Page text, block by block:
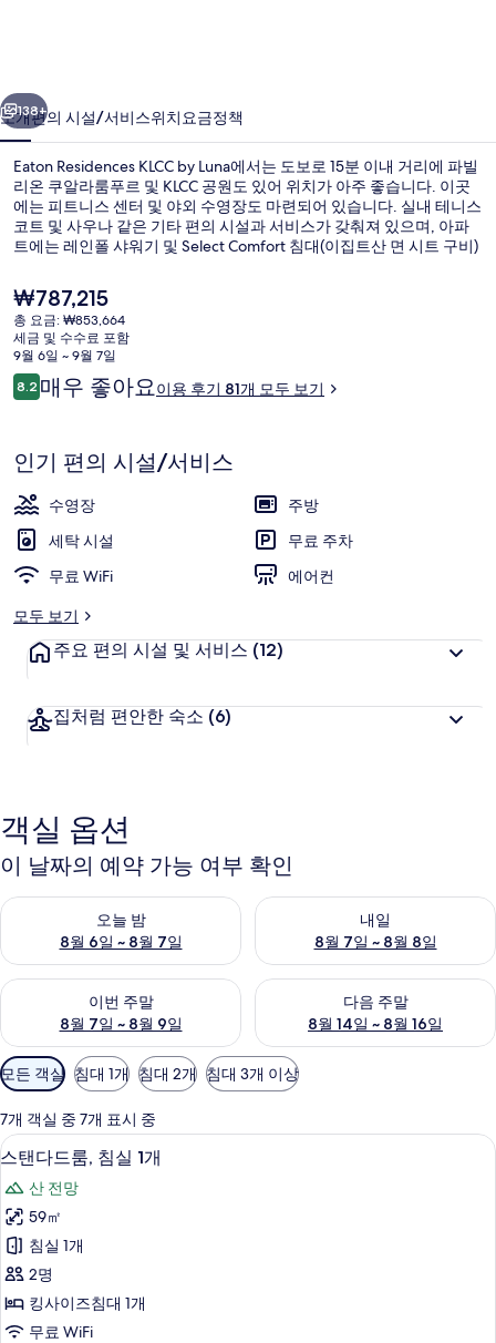
진
갤
러
리
다음
138+
소개편의 시설/서비스위치요금정책
Eaton Residences KLCC by Luna에서는 도보로 15분 이내 거리에 파빌
리온 쿠알라룸푸르 및 KLCC 공원도 있어 위치가 아주 좋습니다. 이곳
에는 피트니스 센터 및 야외 수영장도 마련되어 있습니다. 실내 테니스
코트 및 사우나 같은 기타 편의 시설과 서비스가 갖춰져 있으며, 아파
트에는 레인폴 샤워기 및 Select Comfort 침대(이집트산 면 시트 구비)
기가 편리해요. 콘레이 MRT 역의 경우 5분만 걸으면 갈 수 있고 페르시
아란 KLCC MRT 역도 9분 거리에 있어요.
현
재
가
격
은
₩787,215
₩787,215
총 요금: ₩853,664
세금 및 수수료 포함
9월 6일 ~ 9월 7일
이
용
기
8.210점 만점 중 8.2점.
매우 좋아요이용 후기 81개 모두 보기
인기 편의 시설/서비스
수영장
주방
세탁 시설
무료 주차
무료 WiFi
에어컨
모두 보기
주요 편의 시설 및 서비스 (12)
집처럼 편안한 숙소 (6)
객실 옵션
이 날짜의 예약 가능 여부 확인
오늘 밤
8월 6일 ~ 8월 7일
오늘 밤 예약 가능 여부 확인, 8월 6일 ~ 8월 7일
내일
8월 7일 ~ 8월 8일
내일 예약 가능 여부 확인, 8월
이번 주말
8월 7일 ~ 8월 9일
이번 주말 예약 가능 여부 확인, 8월 7일 ~ 8월 9일
다음 주말
8월 14일 ~ 8월 16일
다음 주말 예약 가능 여부 확인,
객
실
에
사
용
가
능
한
필
터
모든 객실 침대 1개 침대 2개 침대 3개 이상
7개 객실 중 7개 표시 중
스
탠
다
드
룸,
침
실
스탠다드룸, 침실 1개 | 이집트산 면
32
스탠다드룸, 침실 1개
산 전망
59㎡
침실 1개
2명
킹사이즈침대 1개
무료 WiFi